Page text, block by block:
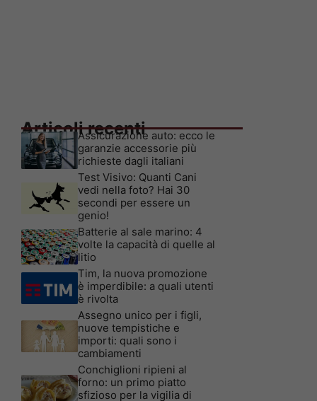
Articoli recenti
Assicurazione auto: ecco le
garanzie accessorie più
richieste dagli italiani
Test Visivo: Quanti Cani
vedi nella foto? Hai 30
secondi per essere un
genio!
Batterie al sale marino: 4
volte la capacità di quelle al
litio
Tim, la nuova promozione
è imperdibile: a quali utenti
è rivolta
Assegno unico per i figli,
nuove tempistiche e
importi: quali sono i
cambiamenti
Conchiglioni ripieni al
forno: un primo piatto
sfizioso per la vigilia di